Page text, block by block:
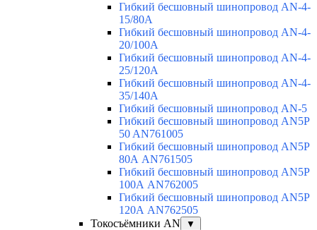
Гибкий бесшовный шинопровод AN-4-
15/80A
Гибкий бесшовный шинопровод AN-4-
20/100A
Гибкий бесшовный шинопровод AN-4-
25/120A
Гибкий бесшовный шинопровод AN-4-
35/140A
Гибкий бесшовный шинопровод AN-5
Гибкий бесшовный шинопровод AN5P
50 AN761005
Гибкий бесшовный шинопровод AN5P
80А AN761505
Гибкий бесшовный шинопровод AN5P
100А AN762005
Гибкий бесшовный шинопровод AN5P
120А AN762505
Токосъёмники AN
▼